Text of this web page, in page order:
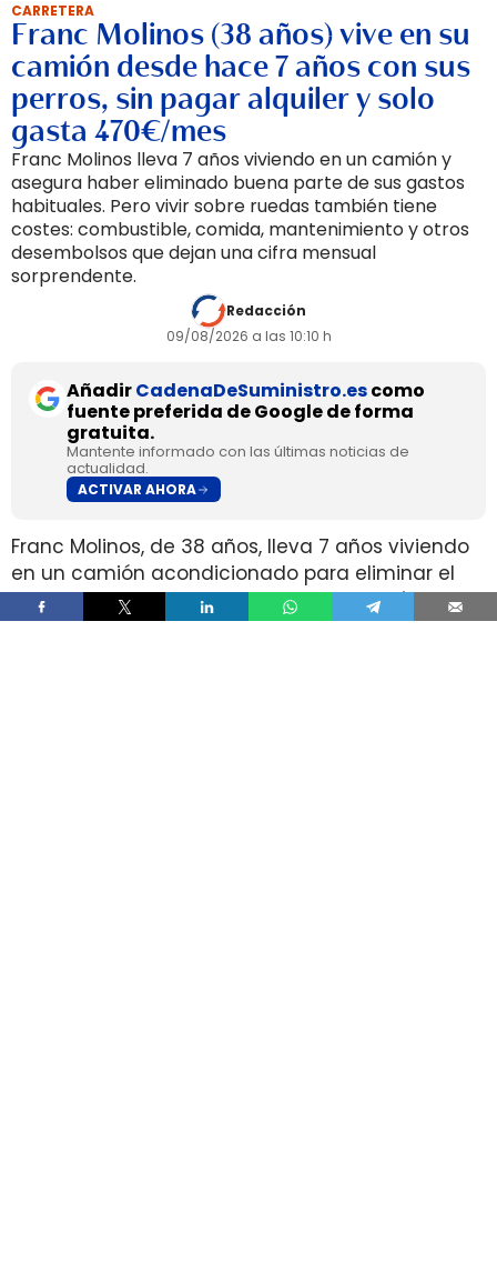
CARRETERA
Franc Molinos (38 años) vive en su
camión desde hace 7 años con sus
perros, sin pagar alquiler y solo
gasta 470€/mes
Franc Molinos lleva 7 años viviendo en un camión y
asegura haber eliminado buena parte de sus gastos
habituales. Pero vivir sobre ruedas también tiene
costes: combustible, comida, mantenimiento y otros
desembolsos que dejan una cifra mensual
sorprendente.
Redacción
09/08/2026 a las 10:10 h
AñadirCadenaDeSuministro.escomo
fuente preferida de Google de forma
gratuita.
Mantente informado con las últimas noticias de
actualidad.
ACTIVAR AHORA
Franc Molinos, de 38 años, lleva 7 años viviendo
en un camión acondicionado para eliminar el
alquiler y recortar sus gastos fijos. El vehículo
incorpora cocina, dormitorio, espacio de